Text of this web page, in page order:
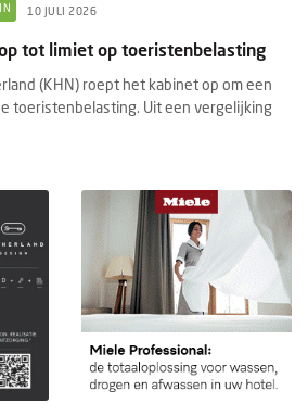
10 JULI 2026
tot limiet op toeristenbelasting
(KHN) roept het kabinet op om een
toeristenbelasting. Uit een vergelijking